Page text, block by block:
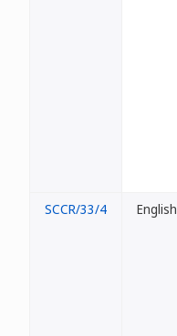
SCCR/33/4 English